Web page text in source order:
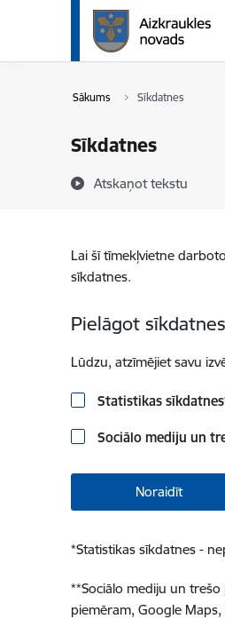
Pāriet uz lapas saturu
Sākums Sīkdatnes
Sīkdatnes
Atskaņot tekstu
Lai šī tīmekļvietne
sīkdatnes.
Pielāgot sīkdatnes
Lūdzu, atzīmējiet savu
Statistikas sīkdatnes
Sociālo mediju un
Noraidīt
*Statistikas sīkdatnes -
**Sociālo mediju un
piemēram, Google